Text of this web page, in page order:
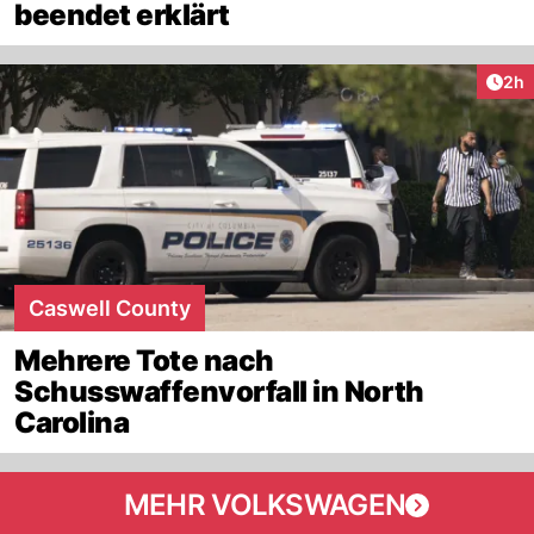
beendet erklärt
2h
Caswell County
Mehrere Tote nach
Schusswaffenvorfall in North
Carolina
MEHR VOLKSWAGEN